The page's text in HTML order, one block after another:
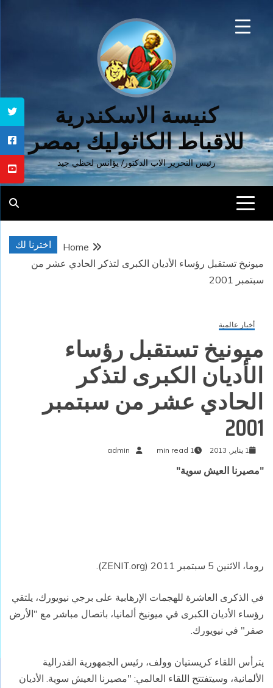
كنيسة الاسكندرية
للاقباط الكاثوليك بمصر
رئيس التحرير الاب الدكتور/ يؤانس لحظي جيد
اخترنا لك
Home
ميونيخ تستقبل رؤساء الأديان الكبرى لتذكر الحادي عشر من
سبتمبر 2001
أخبار عالمية
ميونيخ تستقبل رؤساء
الأديان الكبرى لتذكر
الحادي عشر من سبتمبر
2001
1 يناير, 2013 1 min read
admin
"مصيرنا العيش سوية"
روما، الاثنين 5 سبتمبر 2011 ( ZENIT.org
).
في الذكرى العاشرة للهجمات الإرهابية على برجي نيويورك، يلتقي
رؤساء الأديان الكبرى في ميونيخ ألمانيا، باتصال مباشر مع "الأرض
صفر" في نيويورك.
يترأس اللقاء كريستيان وولف، رئيس الجمهورية الفدرالية
الألمانية، وسيتفتتح اللقاء العالمي: "مصيرنا العيش سوية. الأديان